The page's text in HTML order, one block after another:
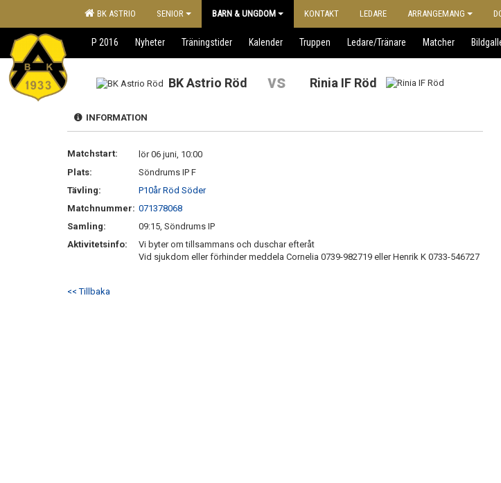
BK ASTRIO SENIOR BARN & UNGDOM KONTAKT LEDARE ARRANGEMANG
P 2016 Nyheter Träningstider Kalender Truppen Ledare/Tränare Matcher
BK Astrio Röd vs Rinia IF Röd
INFORMATION
Matchstart:
lör 06 juni, 10:00
Plats:
Söndrums IP F
Tävling:
P10år Röd Söder
Matchnummer: 071378068
Samling:
09:15, Söndrums IP
Aktivitetsinfo:
Vi byter om tillsammans och duschar efteråt
Vid sjukdom eller förhinder meddela Cornelia 0739-982719 eller Henrik K 0733-546727
<< Tillbaka